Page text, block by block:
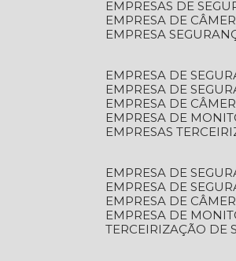
EMPRESAS DE
EMPRESA DE
EMPRESA
EMPRESA DE
EMPRESA DE
EMPRESA DE
EMPRESA DE
EMPRESAS
EMPRESA DE
EMPRESA DE
EMPRESA DE
EMPRESA DE
TERCEIRIZAÇÃO DE